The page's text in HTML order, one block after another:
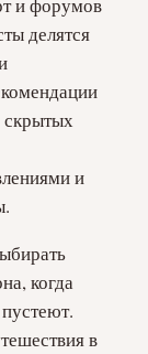
и форумов
делятся
скрытых
и
когда
в